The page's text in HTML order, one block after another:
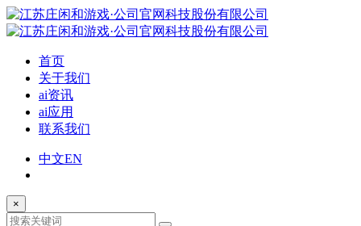
首页
关于我们
ai资讯
ai应用
联系我们
中文EN
×